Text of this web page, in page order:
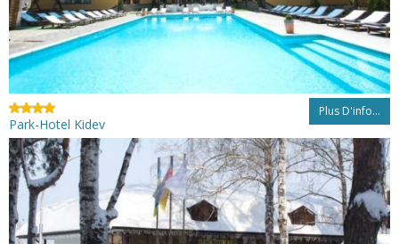
Plus D'info...
Park-Hotel Kidev